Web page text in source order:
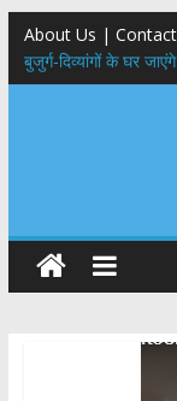
About Us |
बुजुर्ग-दिव्यांगों के घर
24×7 अलर्ट मोड में रहें
की विस्तृत समीक्षा
459 करोड़ से एचएनबी
शिक्षा मंत्री धन सिंह
मुख्यमंत्री से महानिदेशक
विस्तार एवं आधुनिक
एमडीडीए बोर्ड बैठक,
हरी झंडी